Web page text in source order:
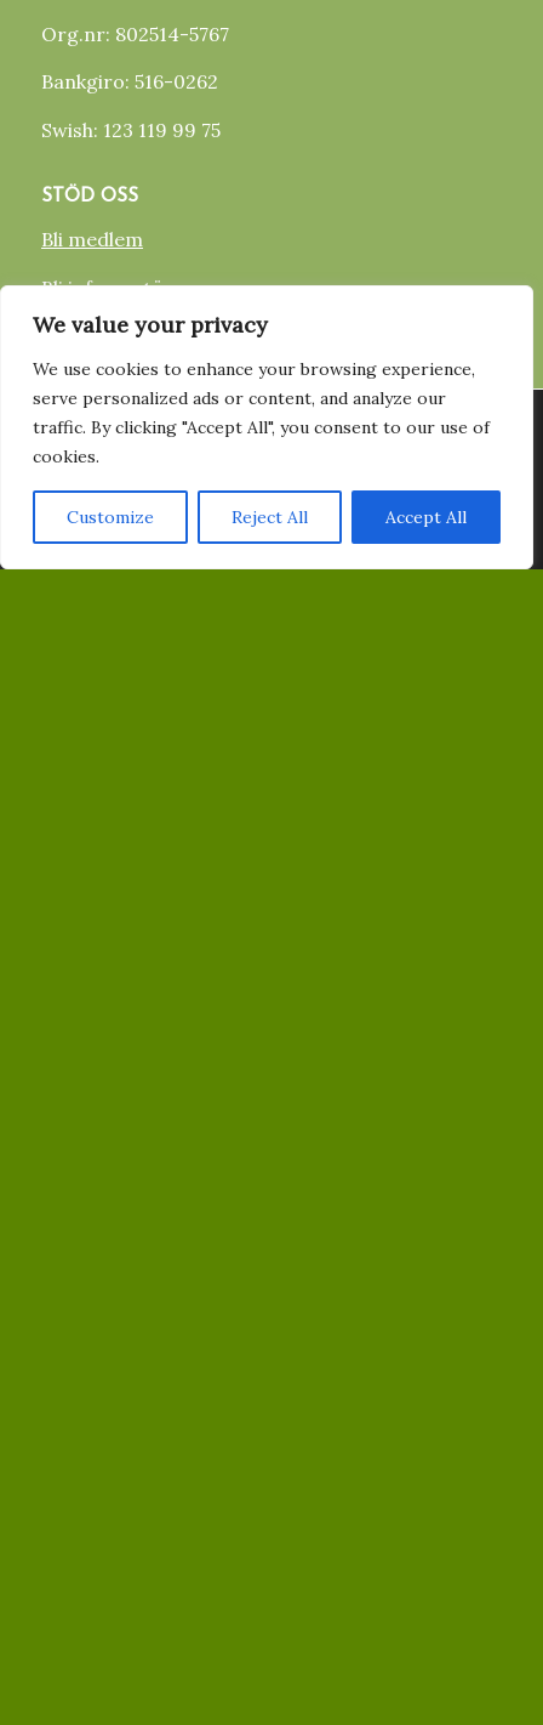
We value your privacy
We use cookies to enhance your browsing experience,
serve personalized ads or content, and analyze our
traffic. By clicking "Accept All", you consent to our use of
cookies.
Customize Reject All Accept All
Org.nr: 802514-5767
Bankgiro: 516-0262
Swish: 123 119 99 75
STÖD OSS
Bli medlem
Bli informatör
Ge en gåva
FÖLJ OSS
FACEBOOK
Vi använder cookies för att ge dig den bästa upplevelsen på vår
hemsida. Du kan läsa mer om vilka cookies vi använder eller
stänga av dem
Acceptera